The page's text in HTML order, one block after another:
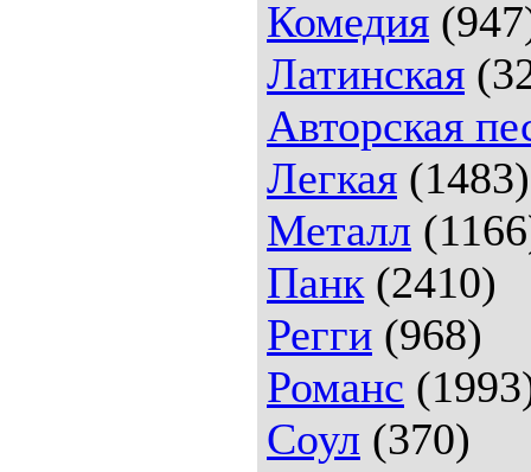
Комедия
Латинская
Авторская
Легкая (1483)
Металл
Панк (2410)
Регги (968)
Романс
Соул (370)